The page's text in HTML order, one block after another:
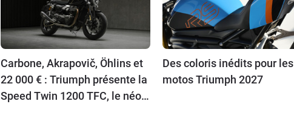
Carbone, Akrapovič, Öhlins et
22 000 € : Triumph présente la
Speed Twin 1200 TFC, le néo-
Des coloris inédits pour les
motos Triumph 2027